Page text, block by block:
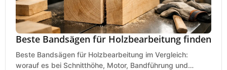
Beste Bandsägen für Holzbearbeitung finden
Beste Bandsägen für Holzbearbeitung im Vergleich:
worauf es bei Schnitthöhe, Motor, Bandführung und